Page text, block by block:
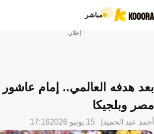
مباشر
إعلان
بعد هدفه العالمي.. إمام
مصر وبلجيكا
أحمد عبد الحميد 15 يونيو 2026 17:16